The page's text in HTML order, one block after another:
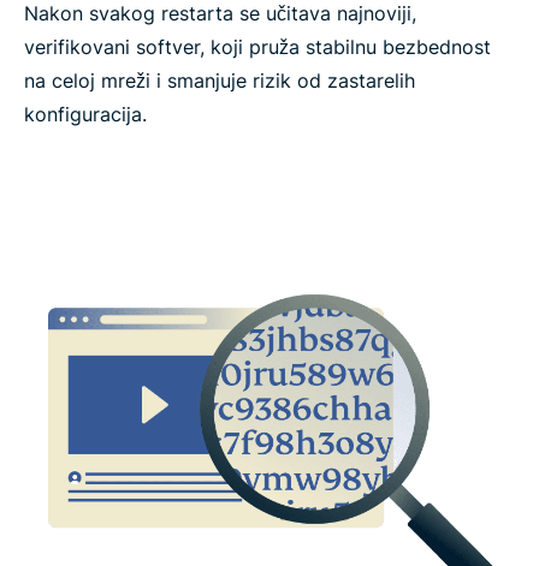
ExpressVPN funkcije naspram besplatnih VPN
funkcija
Šta ljudi kažu za ExpressVPN
Najčešće postavljana pitanja o VPN funkcijama
Nakon svakog restarta se učitava najnoviji,
verifikovani softver, koji pruža stabilnu bezbednost
na celoj mreži i smanjuje rizik od zastarelih
konfiguracija.